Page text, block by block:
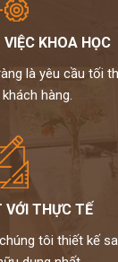
KHOA HỌC
là yêu cầu tối
hàng.
VỚI THỰC TẾ
tôi thiết kế